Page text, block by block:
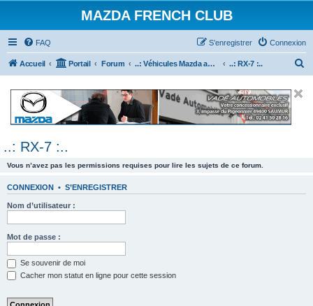
MAZDA FRENCH CLUB
FAQ Connexion
S’enregistrer
Accueil Portail Forum ..: Véhicules Mazda ancien (<2003) :.. ..: RX-7 :..
e
..: RX-7 :..
Vous n’avez pas les permissions requises pour lire les sujets de ce forum.
CONNEXION • S’ENREGISTRER
Nom d’utilisateur :
Mot de passe :
Se souvenir de moi
Cacher mon statut en ligne pour cette session